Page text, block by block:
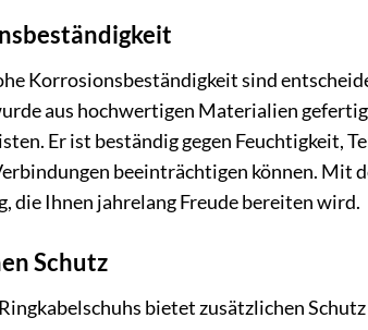
Korrosionsbeständigkeit sind
aus hochwertigen Materialien
Er ist beständig gegen Feuchtigkeit,
beeinträchtigen können. Mit
die Ihnen jahrelang Freude bereiten wird.
Schutz
bietet zusätzlichen